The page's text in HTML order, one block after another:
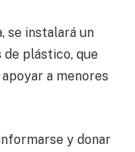
se instalará un
plástico, que
a menores
y donar